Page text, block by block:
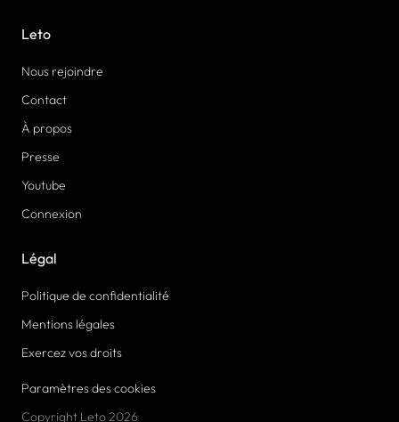
Leto
Nous rejoindre
Contact
À propos
Presse
Youtube
Connexion
Légal
Politique de confidentialité
Mentions légales
Exercez vos droits
Paramètres des cookies
Copyright Leto 2026